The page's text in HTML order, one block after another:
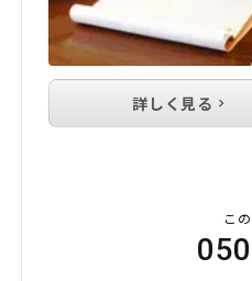
詳しく見る
こ